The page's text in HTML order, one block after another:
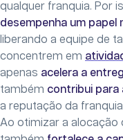
qualquer franquia. Por
desempenha um
liberando a equipe de
concentrem em
apenas acelera a
também contribui para
a reputação da
Ao otimizar a alocação